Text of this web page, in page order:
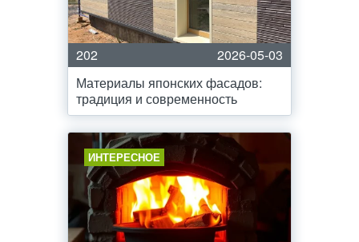
202
2026-05-03
Материалы японских фасадов:
традиция и современность
ИНТЕРЕСНОЕ